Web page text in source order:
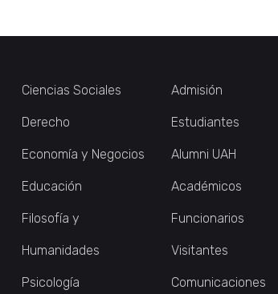
Ciencias Sociales
Derecho
Economía y Negocios
Educación
Filosofía y
Humanidades
Psicología
Admisión
Estudiantes
Alumni UAH
Académicos
Funcionarios
Visitantes
Comunicaciones